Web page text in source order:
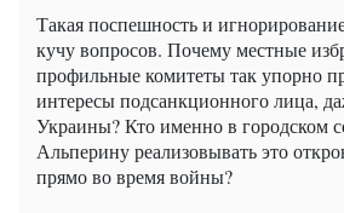
Такая поспешность и
кучу вопросов. Почему местные
профильные комитеты так упорно
интересы подсанкционного лица,
Украины? Кто именно в городском
Альперину реализовывать это
прямо во время войны?